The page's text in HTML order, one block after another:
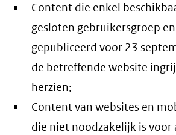
Content die enkel
gesloten gebruikersgroep
gepubliceerd voor 23
de betreffende website
herzien;
Content van websites en
die niet noodzakelijk is voor